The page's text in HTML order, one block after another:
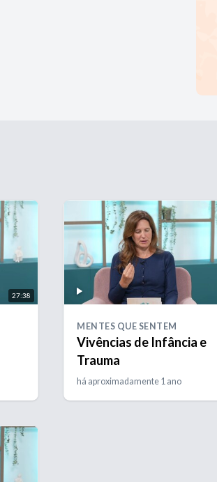
27:38
MENTES QUE SENTEM
Vivências de Infância e
Trauma
há aproximadamente 1 ano